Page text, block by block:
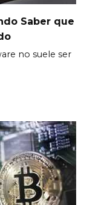
Saber que
no suele ser